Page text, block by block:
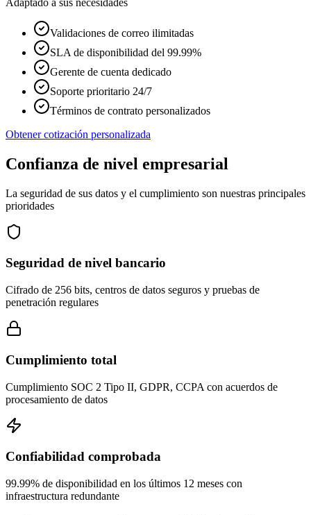
Adaptado a sus necesidades
Validaciones de correo ilimitadas
SLA de disponibilidad del 99.99%
Gerente de cuenta dedicado
Soporte prioritario 24/7
Términos de contrato personalizados
Obtener cotización personalizada
Confianza de nivel empresarial
La seguridad de sus datos y el cumplimiento son nuestras principales
prioridades
Seguridad de nivel bancario
Cifrado de 256 bits, centros de datos seguros y pruebas de
penetración regulares
Cumplimiento total
Cumplimiento SOC 2 Tipo II, GDPR, CCPA con acuerdos de
procesamiento de datos
Confiabilidad comprobada
99.99% de disponibilidad en los últimos 12 meses con
infraestructura redundante